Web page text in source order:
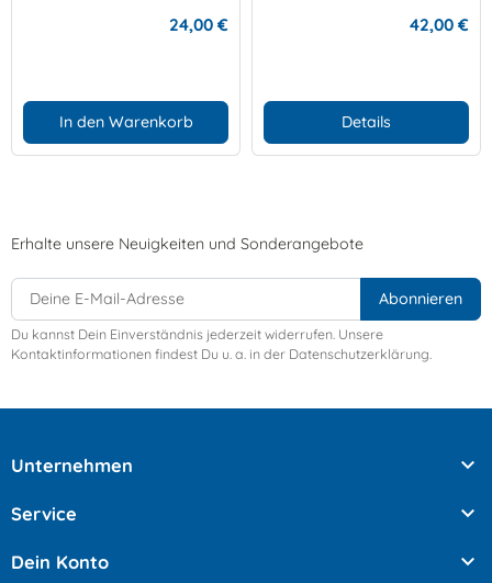
24,00 €
In den Warenkorb
42,00 €
Details
Erhalte unsere Neuigkeiten und Sonderangebote
Du kannst Dein Einverständnis jederzeit widerrufen. Unsere
Kontaktinformationen findest Du u. a. in der Datenschutzerklärung.
Unternehmen 
Service 
Dein Konto 